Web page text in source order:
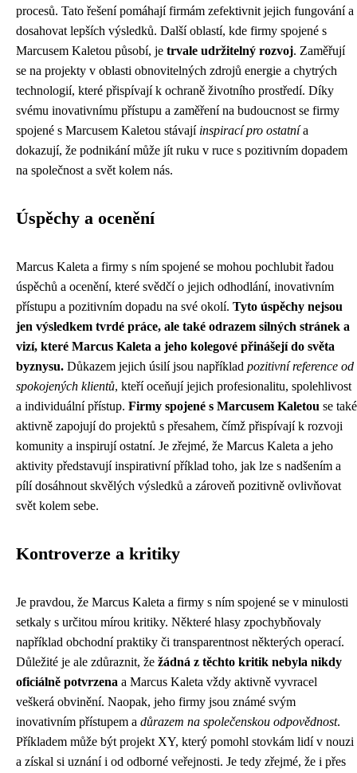
procesů. Tato řešení pomáhají firmám zefektivnit jejich fungování a
dosahovat lepších výsledků. Další oblastí, kde firmy spojené s
Marcusem Kaletou působí, je trvale udržitelný rozvoj. Zaměřují
se na projekty v oblasti obnovitelných zdrojů energie a chytrých
technologií, které přispívají k ochraně životního prostředí. Díky
svému inovativnímu přístupu a zaměření na budoucnost se firmy
spojené s Marcusem Kaletou stávají inspirací pro ostatnía
dokazují, že podnikání může jít ruku v ruce s pozitivním dopadem
na společnost a svět kolem nás.
Úspěchy a ocenění
Marcus Kaleta a firmy s ním spojené se mohou pochlubit řadou
úspěchů a ocenění, které svědčí o jejich odhodlání, inovativním
přístupu a pozitivním dopadu na své okolí. Tyto úspěchy nejsou
jen výsledkem tvrdé práce, ale také odrazem silných stránek a
vizí, které Marcus Kaleta a jeho kolegové přinášejí do světa
byznysu. Důkazem jejich úsilí jsou například pozitivní reference od
spokojených klientů, kteří oceňují jejich profesionalitu, spolehlivost
a individuální přístup. Firmy spojené s Marcusem Kaletou se také
aktivně zapojují do projektů s přesahem, čímž přispívají k rozvoji
komunity a inspirují ostatní. Je zřejmé, že Marcus Kaleta a jeho
aktivity představují inspirativní příklad toho, jak lze s nadšením a
pílí dosáhnout skvělých výsledků a zároveň pozitivně ovlivňovat
svět kolem sebe.
Kontroverze a kritiky
Je pravdou, že Marcus Kaleta a firmy s ním spojené se v minulosti
setkaly s určitou mírou kritiky. Některé hlasy zpochybňovaly
například obchodní praktiky či transparentnost některých operací.
Důležité je ale zdůraznit, že žádná z těchto kritik nebyla nikdy
oficiálně potvrzena a Marcus Kaleta vždy aktivně vyvracel
veškerá obvinění. Naopak, jeho firmy jsou známé svým
inovativním přístupem a důrazem na společenskou odpovědnost.
Příkladem může být projekt XY, který pomohl stovkám lidí v nouzi
a získal si uznání i od odborné veřejnosti. Je tedy zřejmé, že i přes